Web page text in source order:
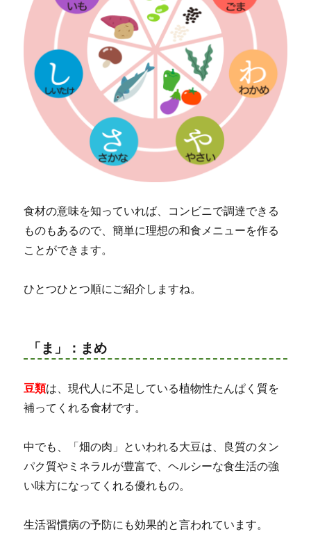
食材の意味を知っていれば、コンビニで調達できる
ものもあるので、簡単に理想の和食メニューを作る
ことができます。
ひとつひとつ順にご紹介しますね。
「ま」：まめ
豆類は、現代人に不足している植物性たんぱく質を
補ってくれる食材です。
中でも、「畑の肉」といわれる大豆は、良質のタン
パク質やミネラルが豊富で、ヘルシーな食生活の強
い味方になってくれる優れもの。
生活習慣病の予防にも効果的と言われています。